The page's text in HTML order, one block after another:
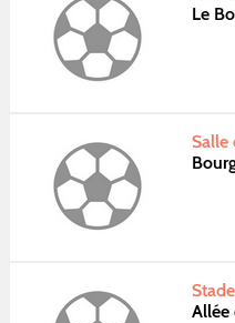
Le
Salle
Allée